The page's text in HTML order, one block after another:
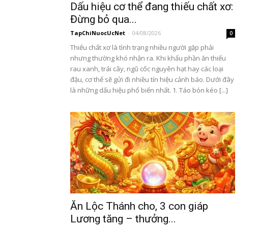
Dấu hiệu cơ thể đang thiếu chất xơ:
Đừng bỏ qua...
TapChiNuocUcNet - 04/08/2026 0
Thiếu chất xơ là tình trạng nhiều người gặp phải
nhưng thường khó nhận ra. Khi khẩu phần ăn thiếu
rau xanh, trái cây, ngũ cốc nguyên hạt hay các loại
đậu, cơ thể sẽ gửi đi nhiều tín hiệu cảnh báo. Dưới đây
là những dấu hiệu phổ biến nhất. 1. Táo bón kéo [...]
Ăn Lộc Thánh cho, 3 con giáp
Lương tăng – thưởng...